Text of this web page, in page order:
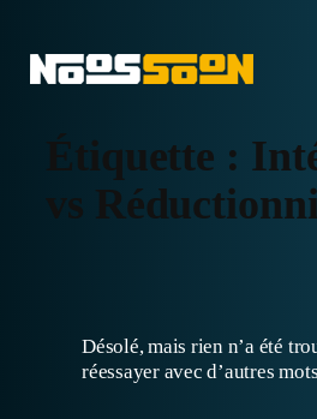
contenu
Étiquette :
vs
Désolé, mais rien n’a été
réessayer avec d’autres